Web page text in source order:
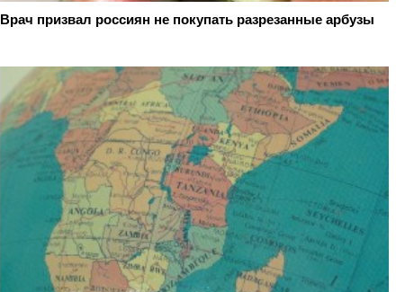
Врач призвал россиян не покупать разрезанные арбузы